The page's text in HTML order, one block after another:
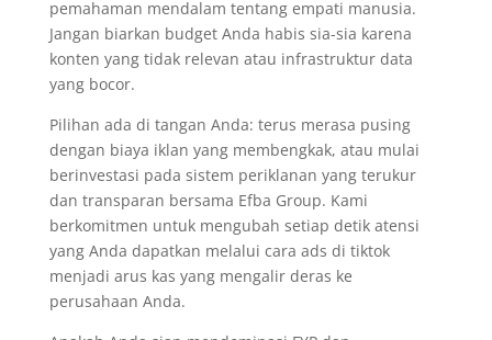
pemahaman mendalam tentang empati manusia.
Jangan biarkan budget Anda habis sia-sia karena
konten yang tidak relevan atau infrastruktur data
yang bocor.
Pilihan ada di tangan Anda: terus merasa pusing
dengan biaya iklan yang membengkak, atau mulai
berinvestasi pada sistem periklanan yang terukur
dan transparan bersama Efba Group. Kami
berkomitmen untuk mengubah setiap detik atensi
yang Anda dapatkan melalui cara ads di tiktok
menjadi arus kas yang mengalir deras ke
perusahaan Anda.